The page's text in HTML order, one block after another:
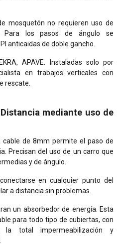
mosquetón no requieren uso de
Para los pasos de ángulo se
anticaidas de doble gancho.
APAVE. Instaladas solo por
en trabajos verticales con
rescate.
mediante uso de
de 8mm permite el paso de
Precisan del uso de un carro que
y de ángulo.
en cualquier punto del
a distancia sin problemas.
un absorbedor de energía. Esta
para todo tipo de cubiertas, con
total impermeabilización y